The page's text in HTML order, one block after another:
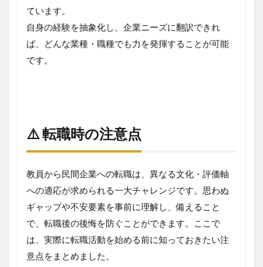
ています。
自身の経験を抽象化し、企業ニーズに翻訳できれ
ば、どんな業種・職種でも力を発揮することが可能
です。
⚠️ 転職時の注意点
教員から民間企業への転職は、異なる文化・評価軸
への適応が求められる一大チャレンジです。思わぬ
ギャップや不安要素を事前に理解し、備えること
で、転職後の後悔を防ぐことができます。ここで
は、実際に転職活動を始める前に知っておきたい注
意点をまとめました。